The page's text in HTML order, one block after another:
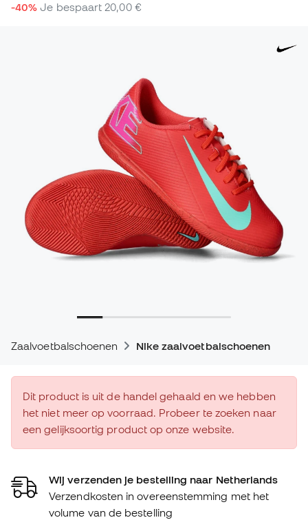
-40% Je bespaart 20,00 €
Zaalvoetbalschoenen Nike zaalvoetbalschoenen
Dit product is uit de handel gehaald en we hebben
het niet meer op voorraad. Probeer te zoeken naar
een gelijksoortig product op onze website.
Wij verzenden je bestelling naar Netherlands
Verzendkosten in overeenstemming met het
volume van de bestelling